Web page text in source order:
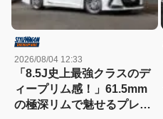
2026/08/04 12:33
「8.5J史上最強クラスのデ
ィープリム感！」61.5mm
の極深リムで魅せるプレシ